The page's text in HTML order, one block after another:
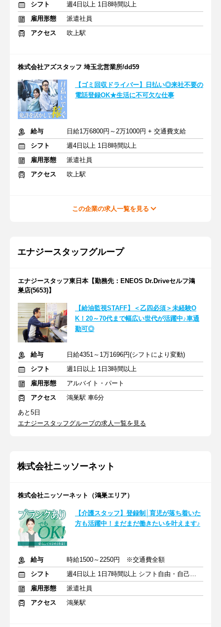
シフト
週4日以上 1日8時間以上
雇用形態
派遣社員
アクセス
吹上駅
株式会社アズスタッフ 埼玉北営業所/dd59
【ゴミ回収ドライバー】日払い◎来社不要の
電話登録OK★生活に不可欠な仕事
給与
日給1万6800円～2万1000円 + 交通費支給
シフト
週4日以上 1日8時間以上
雇用形態
派遣社員
アクセス
吹上駅
この企業の求人一覧を見る
エナジースタッフグループ
エナジースタッフ東日本【勤務先：ENEOS Dr.Driveセルフ鴻
巣店(5653)】
【給油監視STAFF】＜乙四必須＞未経験O
K！20～70代まで幅広い世代が活躍中♪車通
勤可◎
給与
日給4351～1万1696円(シフトにより変動)
シフト
週1日以上 1日3時間以上
雇用形態
アルバイト・パート
アクセス
鴻巣駅 車6分
あと5日
エナジースタッフグループの求人一覧を見る
株式会社ニッソーネット
株式会社ニッソーネット（鴻巣エリア）
【介護スタッフ】登録制│育児が落ち着いた
方も活躍中！まだまだ働きたいを叶えます♪
給与
時給1500～2250円 ※交通費全額
シフト
週4日以上 1日7時間以上 シフト自由・自己申告
雇用形態
派遣社員
アクセス
鴻巣駅